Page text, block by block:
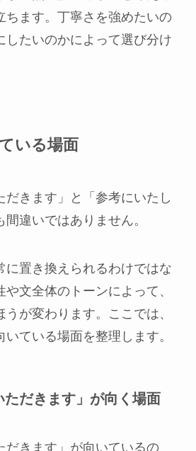
ちます。丁寧さを強めたいの
したいのかによって選び分け
いる場面
だきます」と「参考にいたし
違いではありません。
に置き換えられるわけではな
や文全体のトーンによって、
が変わります。ここでは、
ている場面を整理します。
ただきます」が向く場面
だきます」が向いているの